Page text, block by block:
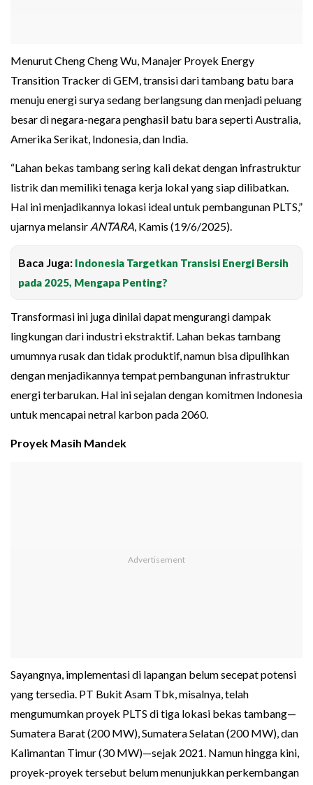
Menurut Cheng Cheng Wu, Manajer Proyek Energy
Transition Tracker di GEM, transisi dari tambang batu bara
menuju energi surya sedang berlangsung dan menjadi peluang
besar di negara-negara penghasil batu bara seperti Australia,
Amerika Serikat, Indonesia, dan India.
“Lahan bekas tambang sering kali dekat dengan infrastruktur
listrik dan memiliki tenaga kerja lokal yang siap dilibatkan.
Hal ini menjadikannya lokasi ideal untuk pembangunan PLTS,”
ujarnya melansir ANTARA , Kamis (19/6/2025).
Baca Juga: Indonesia Targetkan Transisi Energi Bersih
pada 2025, Mengapa Penting?
Transformasi ini juga dinilai dapat mengurangi dampak
lingkungan dari industri ekstraktif. Lahan bekas tambang
umumnya rusak dan tidak produktif, namun bisa dipulihkan
dengan menjadikannya tempat pembangunan infrastruktur
energi terbarukan. Hal ini sejalan dengan komitmen Indonesia
untuk mencapai netral karbon pada 2060.
Proyek Masih Mandek
Sayangnya, implementasi di lapangan belum secepat potensi
yang tersedia. PT Bukit Asam Tbk, misalnya, telah
mengumumkan proyek PLTS di tiga lokasi bekas tambang—
Sumatera Barat (200 MW), Sumatera Selatan (200 MW), dan
Kalimantan Timur (30 MW)—sejak 2021. Namun hingga kini,
proyek-proyek tersebut belum menunjukkan perkembangan